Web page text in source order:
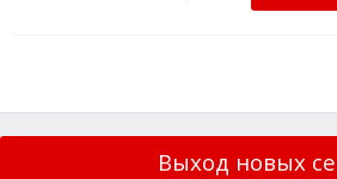
Выход новых